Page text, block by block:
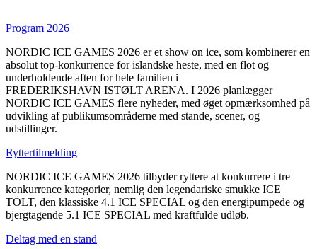
Program 2026
NORDIC ICE GAMES 2026 er et show on ice, som kombinerer en
absolut top-konkurrence for islandske heste, med en flot og
underholdende aften for hele familien i
FREDERIKSHAVN ISTØLT ARENA. I 2026 planlægger
NORDIC ICE GAMES flere nyheder, med øget opmærksomhed på
udvikling af publikumsområderne med stande, scener, og
udstillinger.
Ryttertilmelding
NORDIC ICE GAMES 2026 tilbyder ryttere at konkurrere i tre
konkurrence kategorier, nemlig den legendariske smukke ICE
TÖLT, den klassiske 4.1 ICE SPECIAL og den energipumpede og
bjergtagende 5.1 ICE SPECIAL med kraftfulde udløb.
Deltag med en stand